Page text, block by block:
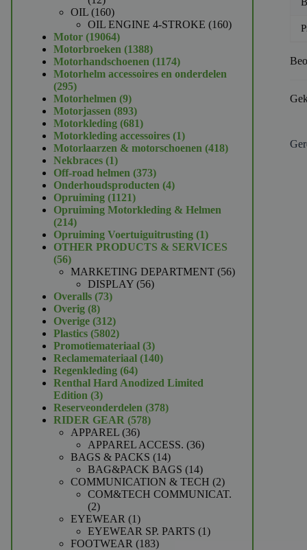
producten
OIL 160160
producten
OIL ENGINE 4-STROKE 160160
Motor 1906419064
producten
Motorbroeken 13881388
producten
Motorhandschoenen 11741174
producten
Motorhelm accessoires en onderdelen
295295
producten
Motorhelmen 99
producten
Motorjassen 893893
producten
Motorkleding 681681
producten
Motorkleding accessoires 11
product
Motorlaarzen & motorschoenen 418418
Nekbraces 11
product
Off-road helmen 373373
producten
Onderhoudsproducten 44
Opruiming 11211121
producten
Opruiming Motorkleding & Helmen
214214
producten
Opruiming Voertuiguitrusting 11
product
OTHER PRODUCTS & SERVICES
5656
producten
MARKETING DEPARTMENT 5656
DISPLAY 5656
Overalls 7373
Overig 88
producten
Overige 312312
producten
Plastics 58025802
producten
Promotiemateriaal 33
producten
Reclamemateriaal 140140
Regenkleding 6464
producten
Renthal Hard Anodized Limited
Edition 33
producten
Reserveonderdelen 378378
RIDER GEAR 578578
APPAREL 3636
producten
APPAREL ACCESS. 3636
BAGS & PACKS 1414
producten
BAG&PACK BAGS 1414
producten
COMMUNICATION & TECH 22
producten
COM&TECH COMMUNICAT.
22
producten
EYEWEAR 11
product
EYEWEAR SP. PARTS 11
FOOTWEAR 183183